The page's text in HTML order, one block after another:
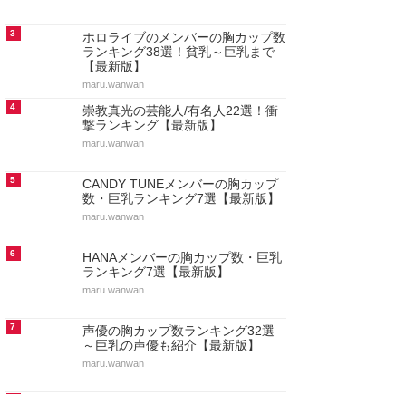
3
ホロライブのメンバーの胸カップ数
ランキング38選！貧乳～巨乳まで
【最新版】
maru.wanwan
4
崇教真光の芸能人/有名人22選！衝
撃ランキング【最新版】
maru.wanwan
5
CANDY TUNEメンバーの胸カップ
数・巨乳ランキング7選【最新版】
maru.wanwan
6
HANAメンバーの胸カップ数・巨乳
ランキング7選【最新版】
maru.wanwan
7
声優の胸カップ数ランキング32選
～巨乳の声優も紹介【最新版】
maru.wanwan